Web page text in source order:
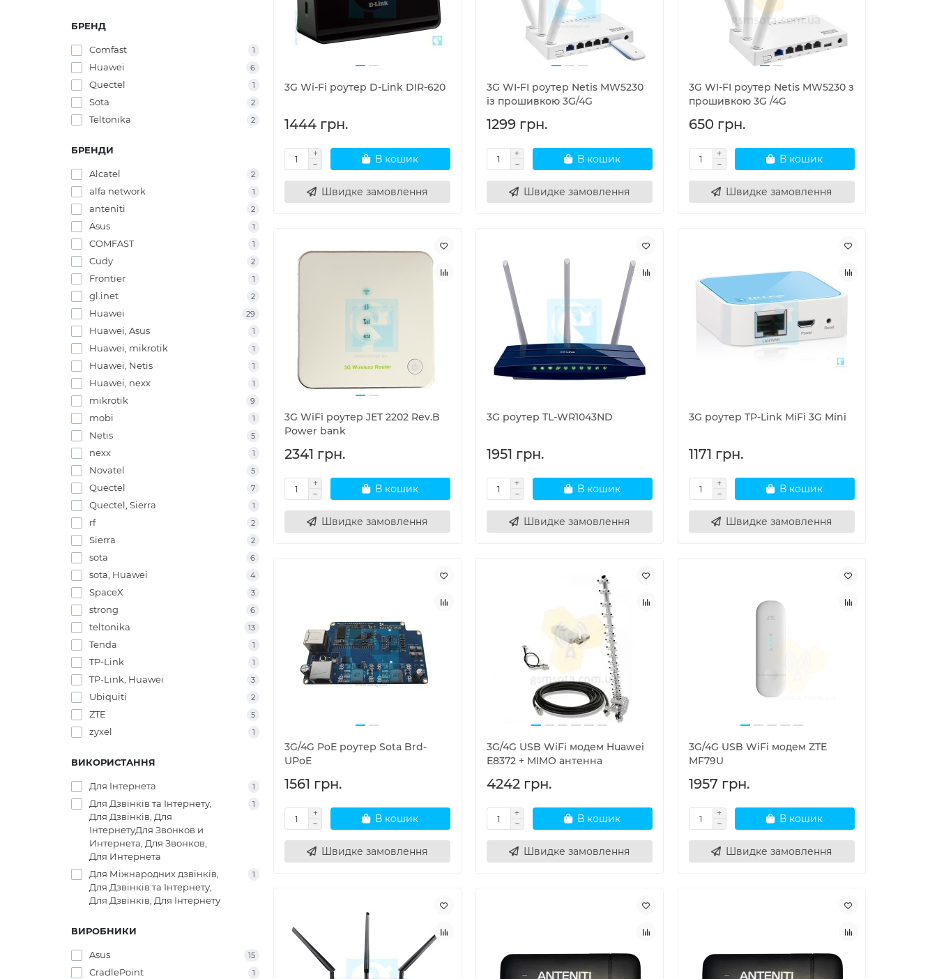
БРЕНД
Comfast 1
Huawei 6
Quectel 1
Sota 2
Teltonika 2
БРЕНДИ
Alcatel 2
alfa network 1
anteniti 2
Asus 1
COMFAST 1
Cudy 2
Frontier 1
gl.inet 2
Huawei 29
Huawei, Asus 1
Huawei, mikrotik 1
Huawei, Netis 1
Huawei, nexx 1
mikrotik 9
mobi 1
Netis 5
nexx 1
Novatel 5
Quectel 7
Quectel, Sierra 1
rf 2
Sierra 2
sota 6
sota, Huawei 4
SpaceX 3
strong 6
teltonika 13
Tenda 1
TP-Link 1
TP-Link, Huawei 3
Ubiquiti 2
ZTE 5
zyxel 1
ВИКОРИСТАННЯ
Для Інтернета 1
Для Дзвінків та Інтернету,
Для Дзвінків, Для
ІнтернетуДля Звонков и
Интернета, Для Звонков,
Для Интернета
1
Для Міжнародних дзвінків,
Для Дзвінків та Інтернету,
Для Дзвінків, Для Інтернету
1
ВИРОБНИКИ
Asus 15
CradlePoint 1
3G Wi-Fi роутер D-Link DIR-620
1444 грн.
В кошик
Швидке замовлення
3G WI-FI роутер Netis MW5230
із прошивкою 3G/4G
1299 грн.
В кошик
Швидке замовлення
3G WI-FI роутер Netis MW5230 з
прошивкою 3G /4G
650 грн.
В кошик
Швидке замовлення
3G WiFi роутер JET 2202 Rev.B
Power bank
2341 грн.
В кошик
Швидке замовлення
3G роутер TL-WR1043ND
1951 грн.
В кошик
Швидке замовлення
3G роутер TP-Link MiFi 3G Mini
1171 грн.
В кошик
Швидке замовлення
3G/4G PoE роутер Sota Brd-
UPoE
1561 грн.
В кошик
Швидке замовлення
3G/4G USB WiFi модем Huawei
E8372 + MIMO антенна
4242 грн.
В кошик
Швидке замовлення
3G/4G USB WiFi модем ZTE
MF79U
1957 грн.
В кошик
Швидке замовлення